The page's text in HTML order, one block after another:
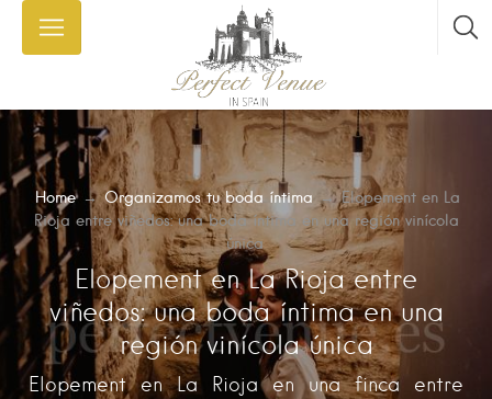
Home → Organizamos tu boda íntima → Elopement en La
Rioja entre viñedos: una boda íntima en una región vinícola
única
Elopement en La Rioja entre
viñedos: una boda íntima en una
región vinícola única
Elopement en La Rioja en una finca entre